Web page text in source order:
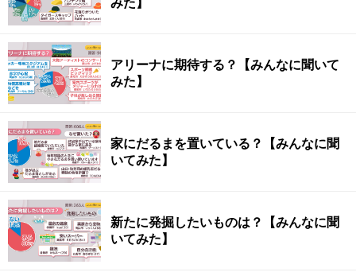
アリーナに期待する？【みんなに聞いて
みた】
家にだるまを置いている？【みんなに聞
いてみた】
新たに発掘したいものは？【みんなに聞
いてみた】